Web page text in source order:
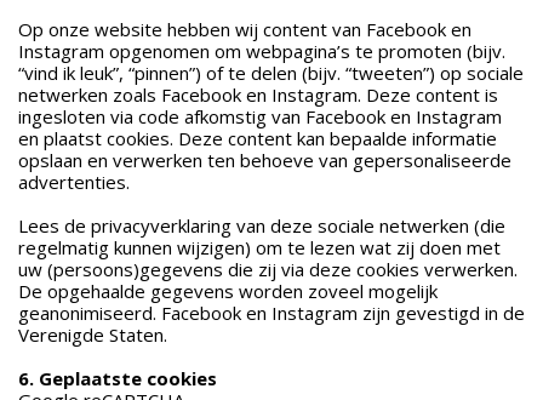
Op onze website hebben wij content van Facebook en
Instagram opgenomen om webpagina’s te promoten (bijv.
“vind ik leuk”, “pinnen”) of te delen (bijv. “tweeten”) op sociale
netwerken zoals Facebook en Instagram. Deze content is
ingesloten via code afkomstig van Facebook en Instagram
en plaatst cookies. Deze content kan bepaalde informatie
opslaan en verwerken ten behoeve van gepersonaliseerde
advertenties.
Lees de privacyverklaring van deze sociale netwerken (die
regelmatig kunnen wijzigen) om te lezen wat zij doen met
uw (persoons)gegevens die zij via deze cookies verwerken.
De opgehaalde gegevens worden zoveel mogelijk
geanonimiseerd. Facebook en Instagram zijn gevestigd in de
Verenigde Staten.
6. Geplaatste cookies